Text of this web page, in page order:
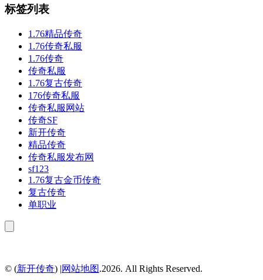
标签列表
1.76精品传奇
1.76传奇私服
1.76传奇
传奇私服
1.76复古传奇
176传奇私服
传奇私服网站
传奇SF
新开传奇
精品传奇
传奇私服发布网
sf123
1.76复古金币传奇
复古传奇
单职业
© (新开传奇) |网站地图.2026. All Rights Reserved.